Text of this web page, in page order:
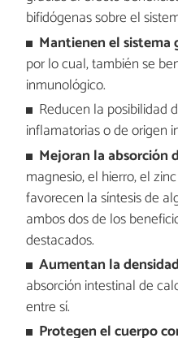
bifidógenas sobre el
Mantienen el
por lo cual, también se
inmunológico.
Reducen la posibilidad
inflamatorias o de origen
Mejoran la absorción
magnesio, el hierro, el
favorecen la síntesis de
ambos dos de los
destacados.
Aumentan la
absorción intestinal de
entre sí.
Protegen el cuerpo